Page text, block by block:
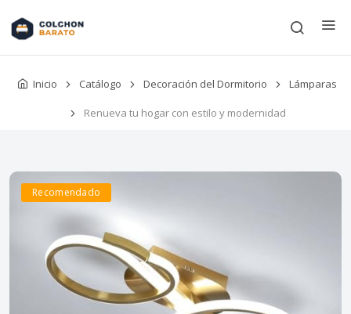
Inicio Catálogo Decoración del Dormitorio Lámparas
Renueva tu hogar con estilo y modernidad
Recomendado